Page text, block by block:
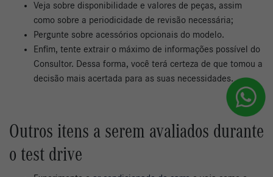
Veja sobre disponibilidade e valores de peças, assim
como sobre a periodicidade de revisão necessária;
Pergunte sobre acessórios opcionais do modelo.
Enfim, tente extrair o máximo de informações possível do
Consultor. Dessa forma, você terá certeza de que tomou a
decisão mais acertada para as suas necessidades.
Outros itens a serem avaliados durante
o test drive